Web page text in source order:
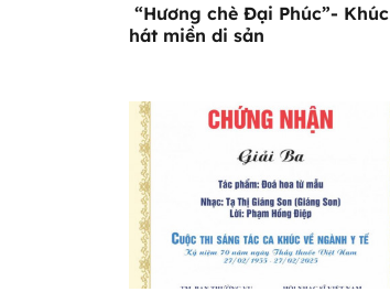
“Hương chè Đại Phúc”- Khúc
hát miền di sản